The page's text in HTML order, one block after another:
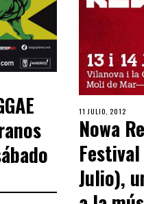
11 JULIO, 2012
Nowa
Julio),